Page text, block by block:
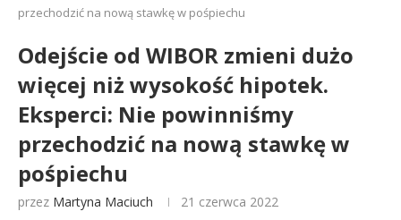
przechodzić na nową stawkę w pośpiechu
Odejście od WIBOR zmieni dużo
więcej niż wysokość hipotek.
Eksperci: Nie powinniśmy
przechodzić na nową stawkę w
pośpiechu
przez Martyna Maciuch 21 czerwca 2022